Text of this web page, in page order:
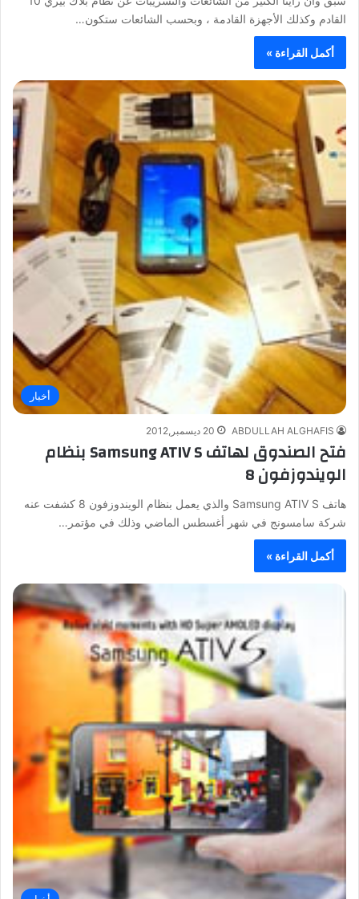
القادم وكذلك الأجهزة القادمة ، وبحسب الشائعات ستكون…
أكمل القراءة »
أخبار
ABDULLAH ALGHAFIS 20 ديسمبر,2012
فتح الصندوق لهاتف Samsung ATIV S بنظام
الويندوزفون 8
هاتف Samsung ATIV S والذي يعمل بنظام الويندوزفون 8 كشفت عنه
شركة سامسونج في شهر أغسطس الماضي وذلك في مؤتمر…
أكمل القراءة »